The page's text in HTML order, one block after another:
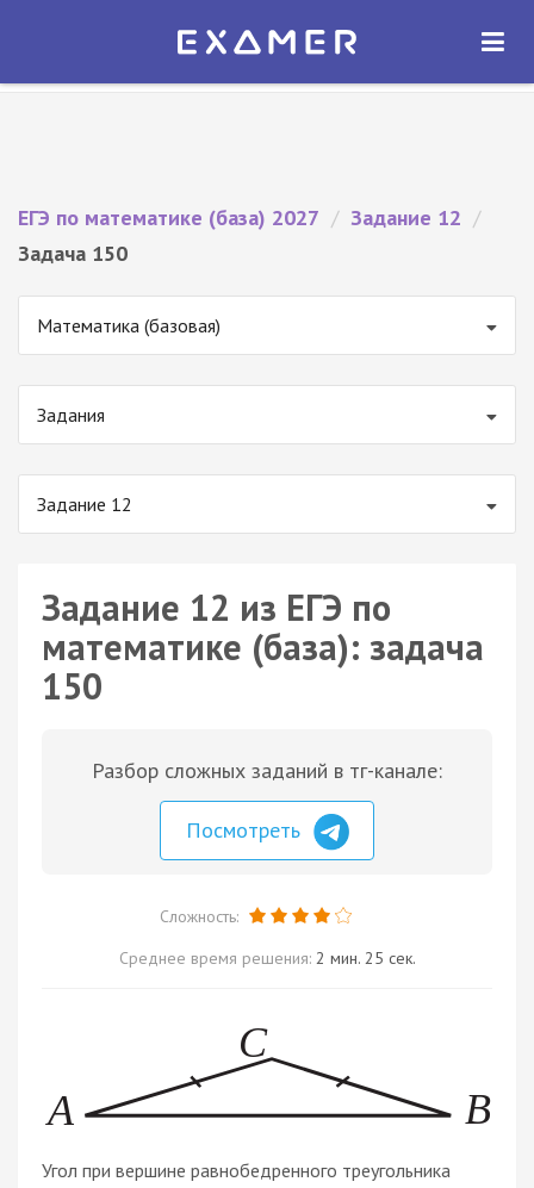
Экзамер — ЕГЭ 2027
ОТКРЫТЬ
ЕГЭ по математике (база) 2027 / Задание 12 /
Задача 150
Математика (базовая)
Задания
Задание 12
Задание 12 из ЕГЭ по
математике (база): задача
150
Разбор сложных заданий в тг-канале:
Посмотреть
Сложность:
Среднее время решения: 2 мин. 25 сек.
Угол при вершине равнобедренного треугольника